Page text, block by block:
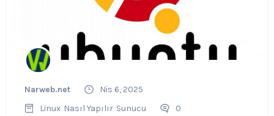
Narweb.net
Nis 6, 2025
Linux Nasıl Yapılır Sunucu 0